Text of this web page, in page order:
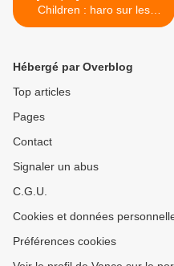
Children : haro sur les
réseaux
Hébergé par Overblog
Top articles
Pages
Contact
Signaler un abus
C.G.U.
Cookies et données
Préférences cookies